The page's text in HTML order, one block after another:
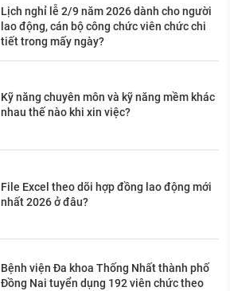
Lịch nghỉ lễ 2/9 năm 2026 dành cho người
lao động, cán bộ công chức viên chức chi
tiết trong mấy ngày?
Kỹ năng chuyên môn và kỹ năng mềm khác
nhau thế nào khi xin việc?
File Excel theo dõi hợp đồng lao động mới
nhất 2026 ở đâu?
Bệnh viện Đa khoa Thống Nhất thành phố
Đồng Nai tuyển dụng 192 viên chức theo